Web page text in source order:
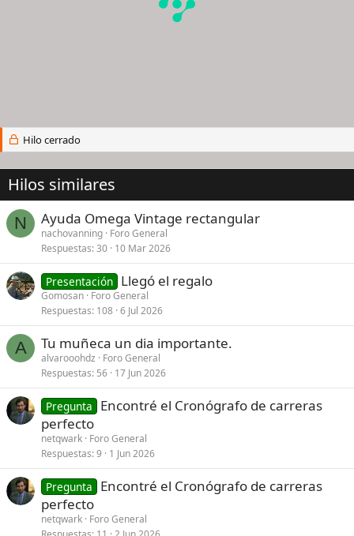
Hilo cerrado
Hilos similares
N Ayuda Omega Vintage rectangular
nachovanning Foro General
Respuestas 30 10 Mar 2026
Presentación Llegó el regalo
Gomosan Foro General
Respuestas 108 6 Jul 2026
A Tu muñeca un dia importante.
alvarooohdz
Foro General
Respuestas 56 17 Jun 2026
Pregunta
Encontré el Cronógrafo de carreras
perfecto
netqwark Foro General
Respuestas 9 1 Jun 2026
Pregunta
Encontré el Cronógrafo de carreras
perfecto
netqwark Foro General